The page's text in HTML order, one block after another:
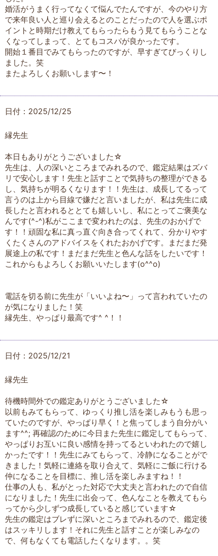
婚活がうまく行ってなくて悩んでたんですが、今のやり方
で来年良い人と巡り会えるとのことだったので人を選ぶポ
イントと時期だけ教えてもらったらもう見てもらうことな
くなってしまって、とてもコスパが良かったです。
開始１番目でみてもらったのですが、早すぎてびっくりし
ました。笑
またよろしくお願いします〜！
日付：2025/12/25
縁先生
本日もありがとうございました☆
先生は、人の深いところまでみれるので、鑑定結果はズバ
リで安心します！先生と話すことで気持ちの整理ができる
し、気持ちが明るくなります！！先生は、成長してるって
言うのは上から目線で嫌だと言いましたが、私は先生に成
長したと言われるととても嬉しいし、私にとってご褒美な
んです(^-^)私がここまで変われたのは、先生のおかげで
す！！頑固な私に真っ直ぐ向き合ってくれて、分かりやす
くたくさんのアドバイスをくれたおかげです。まだまだ発
展途上の私です！まだまだ先生と色んな話をしたいです！
これからもよろしくお願いいたします(o^^o)
電話を切る前に先生が「いいよね〜」って言われていたの
が気になりました！笑
縁先生、やっぱり最高です^ ^！！
日付：2025/12/21
縁先生
待機時間外での鑑定ありがとうございました☆
以前もみてもらって、ゆっくり推し活を楽しみもうも思っ
ていたのですが、やっぱり早く！と焦ってしまう自分がい
ます^^; 再確認のために今日また先生に鑑定してもらって、
やっぱりお互いに良い感情を持ってるといわれたので嬉し
かったです！！先生にみてもらって、冷静になることがで
きました！気軽に連絡を取り合えて、気軽にご飯に行ける
仲になることを目標に、推し活を楽しみますね！！
仕事の人も、私がとった対応で大丈夫と言われたので自信
になりました！先生に出会って、色んなことを教えてもら
ってから少しずつ成長していると感じています☆
先生の鑑定はブレずに深いところまでみれるので、鑑定後
はスッキリします！それに先生と話すことが楽しみなの
で、何もなくても電話したくなります。。笑